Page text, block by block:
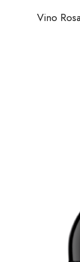
Vino